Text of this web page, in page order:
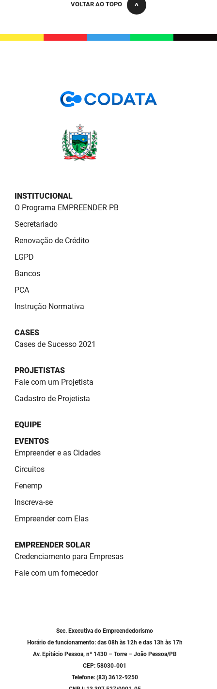
SUDEMA
VOLTAR AO TOPO
INSTITUCIONAL
O Programa EMPREENDER PB
Secretariado
Renovação de Crédito
LGPD
Bancos
PCA
Instrução Normativa
CASES
Cases de Sucesso 2021
PROJETISTAS
Fale com um Projetista
Cadastro de Projetista
EQUIPE
EVENTOS
Empreender e as Cidades
Circuitos
Fenemp
Inscreva-se
Empreender com Elas
EMPREENDER SOLAR
Credenciamento para Empresas
Fale com um fornecedor
Sec. Executiva do Empreendedorismo
Horário de funcionamento: das 08h às 12h e das 13h às 17h
Av. Epitácio Pessoa, nº 1430 – Torre – João Pessoa/PB
CEP: 58030-001
Telefone: (83) 3612-9250